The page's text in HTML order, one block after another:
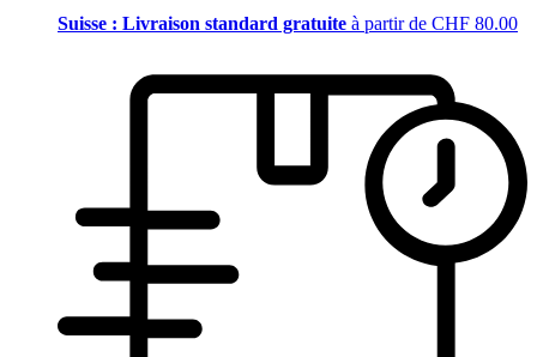
Suisse : Livraison standard gratuite à partir de CHF 80.00